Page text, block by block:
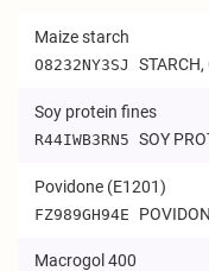
Maize starch
O8232NY3SJSTARCH,
Soy protein fines
R44IWB3RN5SOY
Povidone (E1201)
FZ989GH94E
Macrogol 400